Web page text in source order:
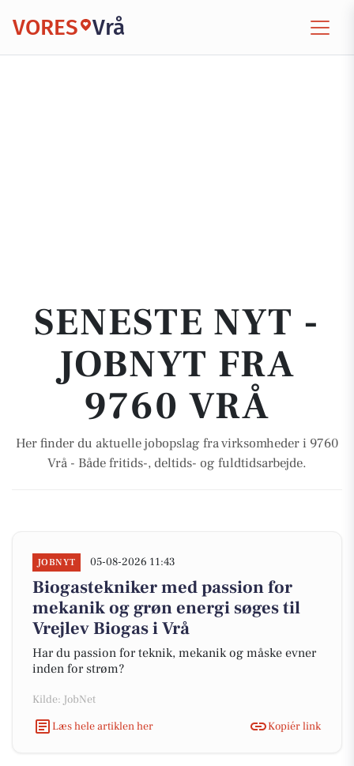
VORES Vrå
SENESTE NYT -
JOBNYT FRA
9760 VRÅ
Her finder du aktuelle jobopslag fra virksomheder i 9760
Vrå - Både fritids-, deltids- og fuldtidsarbejde.
JOBNYT 05-08-2026 11:43
Biogastekniker med passion for
mekanik og grøn energi søges til
Vrejlev Biogas i Vrå
Har du passion for teknik, mekanik og måske evner
inden for strøm?
Kilde: JobNet
Læs hele artiklen her
Kopiér link